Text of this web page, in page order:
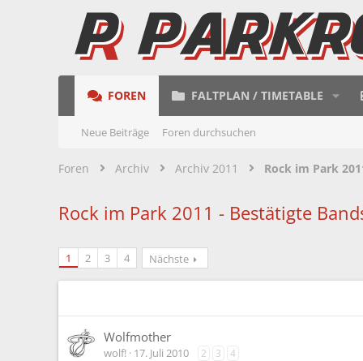
FOREN FALTPLAN / TIMETABLE
Neue Beiträge Foren durchsuchen
Foren Archiv Archiv 2011 Rock im Park
Rock im Park 2011 - Bestätigte
1 2 3 4 Nächste
Wolfmother
wolf! 17. Juli 2010 2 3 4